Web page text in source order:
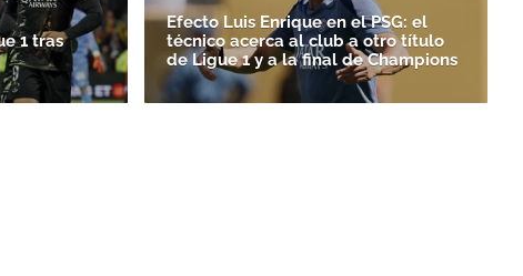
1 tras
Efecto Luis Enrique en el PSG: el
técnico acerca al club a otro título
de Ligue 1 y a la final de Champions